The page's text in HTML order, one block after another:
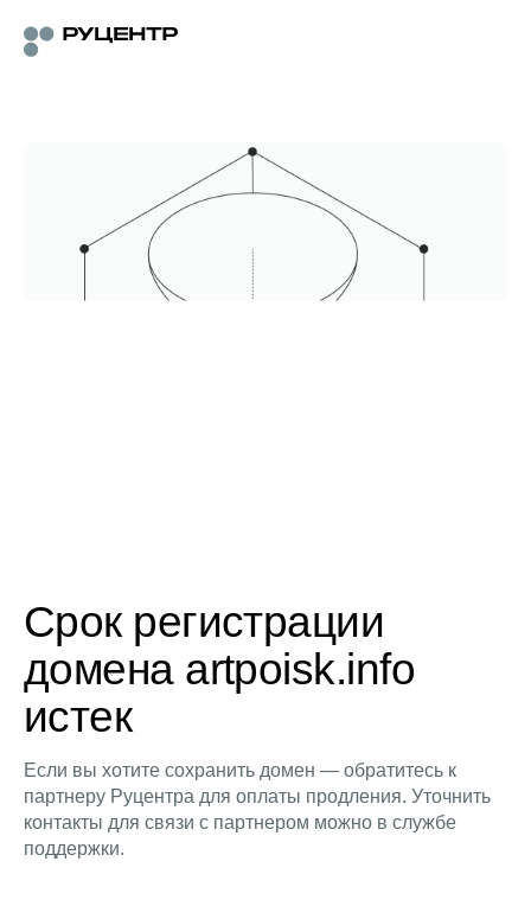
Срок регистрации
домена artpoisk.info
истек
Если вы хотите сохранить домен — обратитесь к
партнеру Руцентра для оплаты продления. Уточнить
контакты для связи с партнером можно в службе
поддержки.